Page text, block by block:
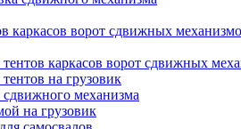
каркасов ворот сдвижных
каркасов ворот сдвижных
на грузовик
механизма
на грузовик